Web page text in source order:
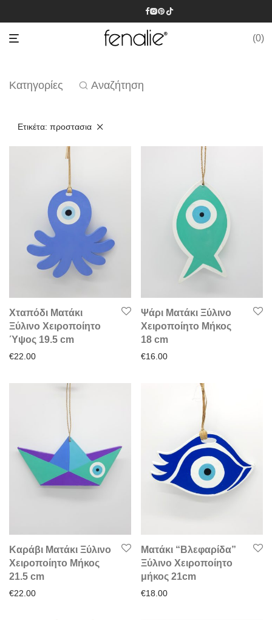
0
Κατηγορίες Αναζήτηση
Ετικέτα: προστασια
Χταπόδι Ματάκι
Ξύλινο Χειροποίητο
Ύψος 19.5 cm
€22.00
Ψάρι Ματάκι Ξύλινο
Χειροποίητο Μήκος
18 cm
€16.00
Καράβι Ματάκι Ξύλινο
Χειροποίητο Μήκος
21.5 cm
€22.00
Ματάκι “Βλεφαρίδα”
Ξύλινο Χειροποίητο
μήκος 21cm
€18.00